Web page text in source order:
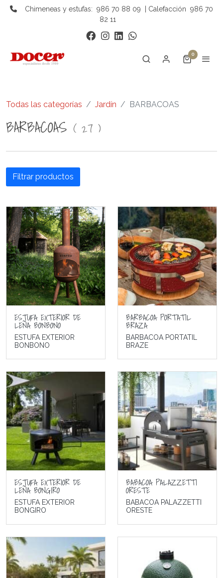
Chimeneas y estufas: 986 70 88 09 | Calefacción 986 70
82 11
0
Todas las categorías Jardín BARBACOAS
BARBACOAS ( 27 )
Filtrar productos
ESTUFA EXTERIOR DE
LEÑA BONBONO
ESTUFA EXTERIOR
BONBONO
BARBACOA PORTATIL
BRAZA
BARBACOA PORTATIL
BRAZE
ESTUFA EXTERIOR DE
LEÑA BONGIRO
ESTUFA EXTERIOR
BONGIRO
BABACOA PALAZZETTI
ORESTE
BABACOA PALAZZETTI
ORESTE